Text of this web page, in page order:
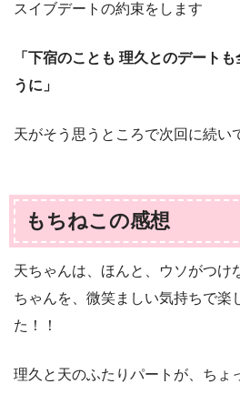
スイブデートの約束をします
「下宿のことも 理久とのデート
うに」
天がそう思うところで次回に続い
もちねこの感想
天ちゃんは、ほんと、ウソがつけ
ちゃんを、微笑ましい気持ちで楽
た！！
理久と天のふたりパートが、ちょ